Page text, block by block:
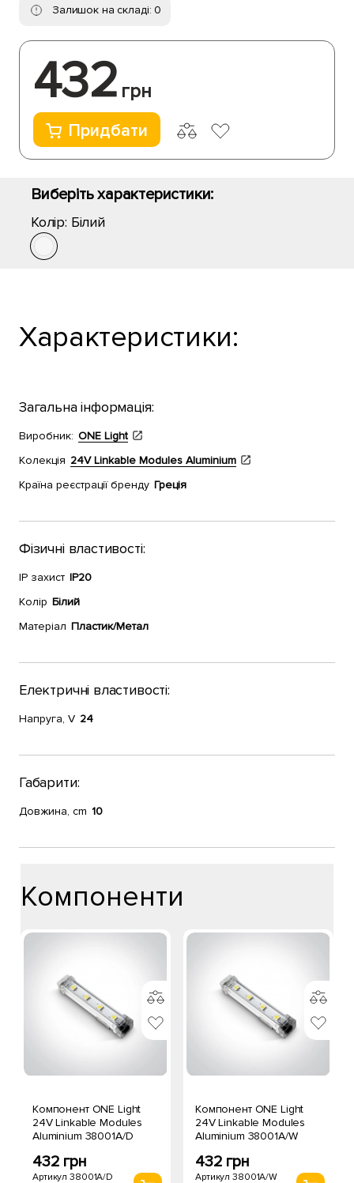
Залишок на складі: 0
432 грн
Придбати
Виберіть характеристики:
Колір: Білий
Характеристики:
Загальна інформація:
Виробник: ONE Light
Колекція 24V Linkable Modules Aluminium
Країна реєстрації бренду Греція
Фізичні властивості:
IP захист IP20
Колір Білий
Матеріал Пластик/Метал
Електричні властивості:
Напруга, V 24
Габарити:
Довжина, cm 10
Компоненти
Компонент ONE Light
24V Linkable Modules
Aluminium 38001A/D
432 грн
Артикул 38001A/D
Компонент ONE Light
24V Linkable Modules
Aluminium 38001A/W
432 грн
Артикул 38001A/W